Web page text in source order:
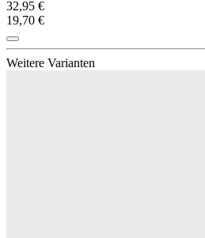
32,95 €
19,70 €
Weitere Varianten